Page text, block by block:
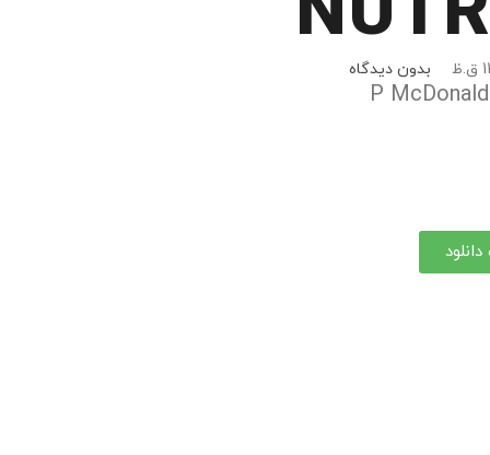
بدون دیدگاه
P